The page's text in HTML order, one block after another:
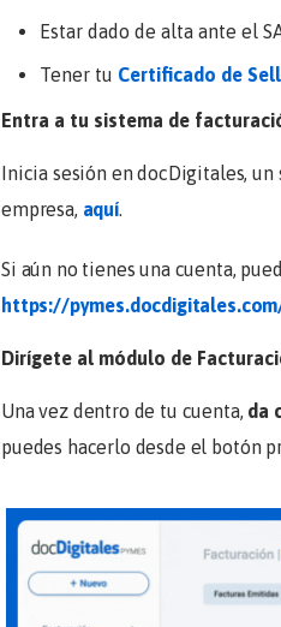
Estar dado de alta ante el
Tener tu Certificado de
Entra a tu sistema de
Inicia sesión en docDigitales,
empresa, aquí.
Si aún no tienes una cuenta,
https://
Dirígete al módulo de
Una vez dentro de tu cuenta, da
puedes hacerlo desde el botón